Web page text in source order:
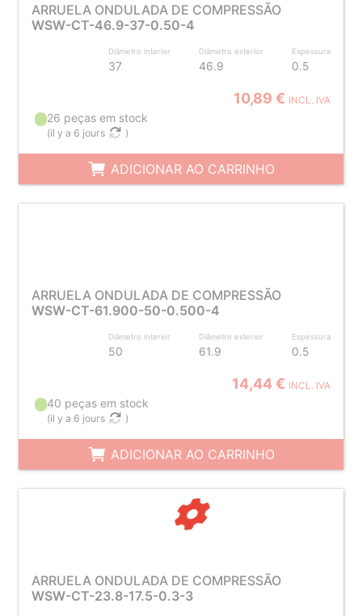
ARRUELA ONDULADA DE COMPRESSÃO
WSW-CT-46.9-37-0.50-4
Diâmetro interior
37
Diâmetro exterior
46.9
Espessura
0.5
10,89 € INCL. IVA
26 peças em stock
(il y a 6 jours )
ADICIONAR AO CARRINHO
ARRUELA ONDULADA DE COMPRESSÃO
WSW-CT-61.900-50-0.500-4
Diâmetro interior
50
Diâmetro exterior
61.9
Espessura
0.5
14,44 € INCL. IVA
40 peças em stock
(il y a 6 jours )
ADICIONAR AO CARRINHO
ARRUELA ONDULADA DE COMPRESSÃO
WSW-CT-23.8-17.5-0.3-3